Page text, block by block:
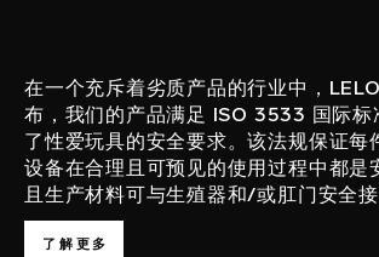
在一个充斥着劣质产品的行业中，
布，我们的产品满足 ISO 3533 国际标
了性爱玩具的安全要求。该法规保证每
设备在合理且可预见的使用过程中都是
且生产材料可与生殖器和/或肛门安全接
了解更多